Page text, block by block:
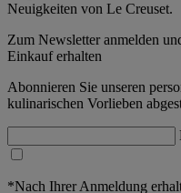
Neuigkeiten von Le Creuset.
Zum Newsletter anmelden
Einkauf erhalten
Abonnieren Sie unseren
kulinarischen Vorlieben
*Nach Ihrer Anmeldung